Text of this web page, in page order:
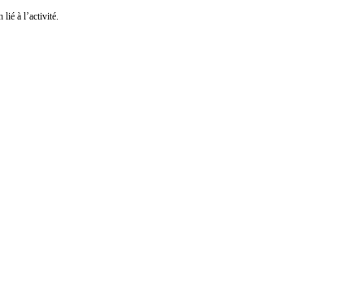
à l’activité.